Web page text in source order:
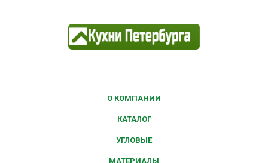
О КОМПАНИИ
КАТАЛОГ
УГЛОВЫЕ
МАТЕРИАЛЫ